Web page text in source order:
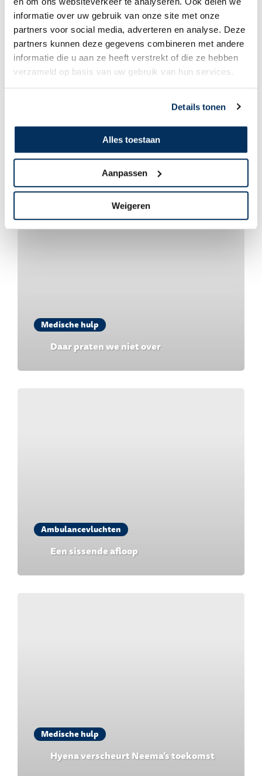
informatie over uw gebruik van onze site met onze
partners voor social media, adverteren en analyse. Deze
partners kunnen deze gegevens combineren met andere
informatie die u aan ze heeft verstrekt of die ze hebben
verzameld op basis van uw gebruik van hun services.
Details tonen
Alles toestaan
Aanpassen
Weigeren
Jouw volgende bestemming?
Wil jij anderen helpen en je inzetten voor hen die vergeten zijn? Vraag
gratis Next Destination aan en ontdek hoe jij impact kunt maken in Gods
Koninkrijk. Ga naar
nextdestination
Misschien ook interessant
Medische hulp
Daar praten we niet over
Ambulancevluchten
Een sissende afloop
Medische hulp
Hyena verscheurt Neema’s toekomst